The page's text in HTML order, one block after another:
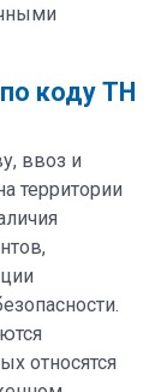
коду ТН
ввоз и
территории
относятся